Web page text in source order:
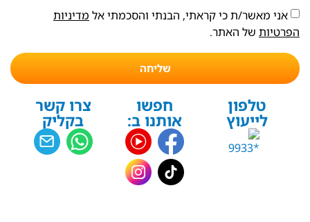
אני מאשר/ת כי קראתי, הבנתי והסכמתי אל מדיניות
הפרטיות של האתר.
שליחה
טלפון
לייעוץ
חפשו
אותנו ב:
צרו קשר
בקליק